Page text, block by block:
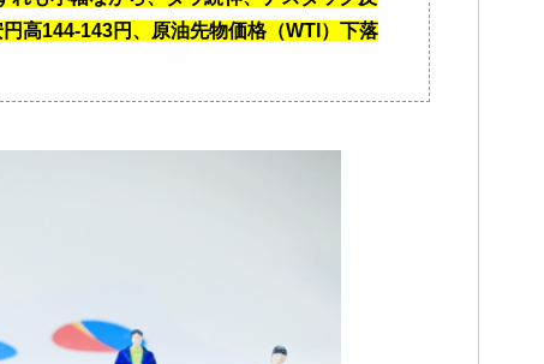
高144-143円、原油先物価格（WTI）下落